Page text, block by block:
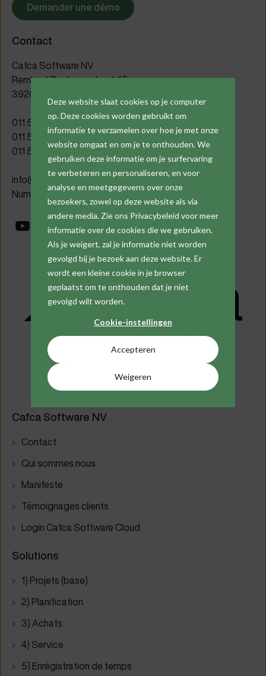
Deze website slaat cookies op je computer
op. Deze cookies worden gebruikt om
informatie te verzamelen over hoe je met onze
website omgaat en om je te onthouden. We
gebruiken deze informatie om je surfervaring
te verbeteren en personaliseren, en voor
analyse en meetgegevens over onze
bezoekers, zowel op deze website als via
andere media. Zie ons Privacybeleid voor meer
informatie over de cookies die we gebruiken.
Als je weigert, zal je informatie niet worden
gevolgd bij je bezoek aan deze website. Er
wordt een kleine cookie in je browser
geplaatst om te onthouden dat je niet
gevolgd wilt worden.
Cookie-instellingen
Accepteren
Weigeren
Demander une démo
Contact
Cafca Software NV
Rembert Dodoensstraat 45
3920 Lommel (Belgique)
011 55 40 10 (général)
011 54 92 39 (ventes)
011 54 70 16 (assistance)
info@cafcasoftware.be
Numéro de TVA: BE0471 680 811
Cafca Software NV
Contact
Qui sommes nous
Manifeste
Témoignages clients
Login Cafca Software Cloud
Solutions
1) Projets (base)
2) Planification
3) Achats
4) Service
5) Enrégistration de temps